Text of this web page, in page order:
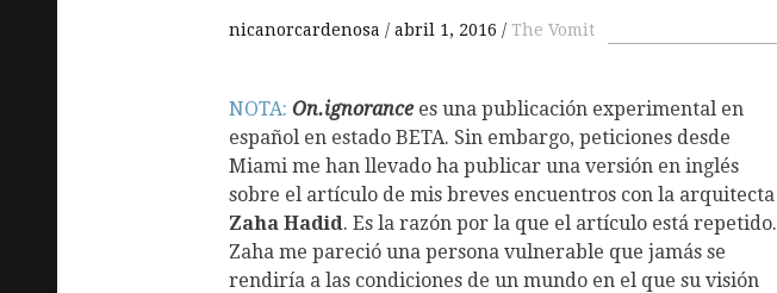
nicanorcardenosa abril 1, 2016 The Vomit
NOTA: On.ignorance es una publicación experimental en
español en estado BETA. Sin embargo, peticiones desde
Miami me han llevado ha publicar una versión en inglés
sobre el artículo de mis breves encuentros con la arquitecta
Zaha Hadid. Es la razón por la que el artículo está repetido.
Zaha me pareció una persona vulnerable que jamás se
rendiría a las condiciones de un mundo en el que su visión